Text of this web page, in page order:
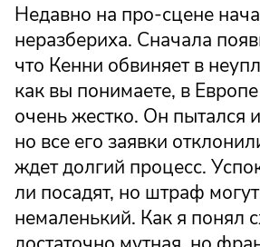
Недавно на про-сцене
неразбериха. Сначала
что Кенни обвиняет в
как вы понимаете, в
очень жестко. Он пытался
но все его заявки
ждет долгий процесс.
ли посадят, но штраф
немаленький. Как я понял